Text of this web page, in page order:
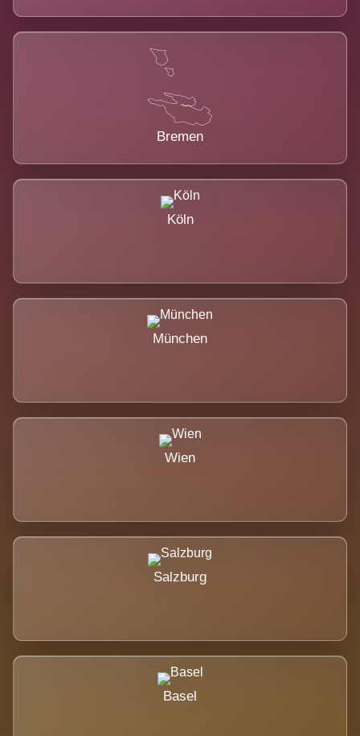
Bremen
Köln
München
Wien
Salzburg
Basel